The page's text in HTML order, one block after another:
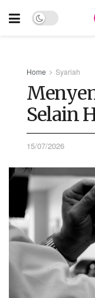
Home Syariah
Selain
15/07/2026